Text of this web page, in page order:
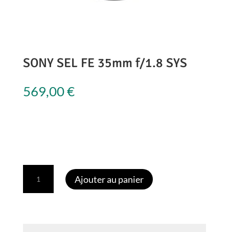
SONY SEL FE 35mm f/1.8 SYS
569,00€
Ajouter au panier